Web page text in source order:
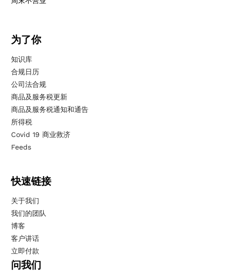
为了你
知识库
合规日历
公司法合规
商品及服务税更新
商品及服务税通知和通告
所得税
Covid 19 商业救济
Feeds
快速链接
关于我们
我们的团队
博客
客户讲话
立即付款
问我们